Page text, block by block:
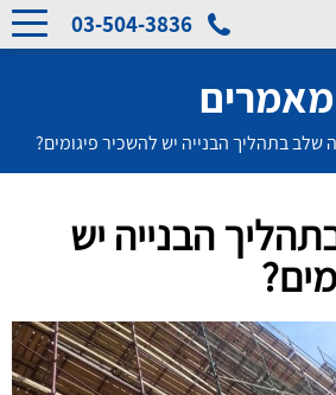
03-504-3836
מאמרים
שלב בתהליך הבנייה יש להשכיר פיגומים?
הבנייה יש